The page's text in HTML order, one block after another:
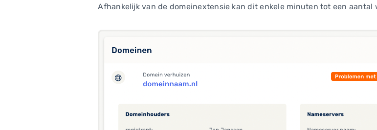
Afhankelijk van de domeinextensie kan dit enkele minuten tot een aantal